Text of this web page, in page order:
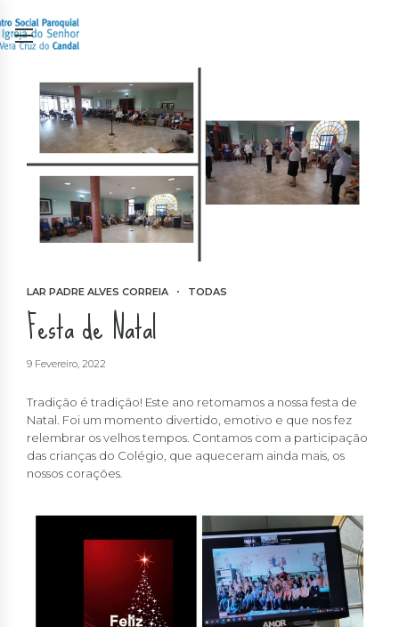
LAR PADRE ALVES CORREIA TODAS
Festa de Natal
9 Fevereiro, 2022
Tradição é tradição! Este ano retomamos a nossa festa de
Natal. Foi um momento divertido, emotivo e que nos fez
relembrar os velhos tempos. Contamos com a participação
das crianças do Colégio, que aqueceram ainda mais, os
nossos corações.